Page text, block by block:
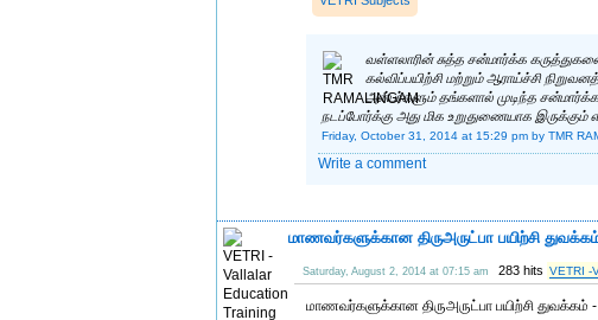
வள்ளலாரின் சுத்த சன்மார்க்க
கல்விப்பயிற்சி மற்றும் ஆராய்ச்சி
அன்பர்களும் தங்களால் முடிந்த
நடப்போர்க்கு அது மிக உறுதுணையாக இருக்கும்
Friday, October 31, 2014 at 15:29 pm by TMR
Write a comment
மாணவர்களுக்கான திருஅருட்பா பயிற்சி
Saturday, August 2, 2014 at 07:15 am 283 hits VETRI -
மாணவர்களுக்கான திருஅருட்பா பயிற்சி துவக்கம் -